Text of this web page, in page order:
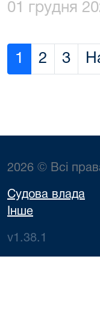
01 грудня
1 2 3
2026 © Всі
Судова влада
Інше
v1.38.1